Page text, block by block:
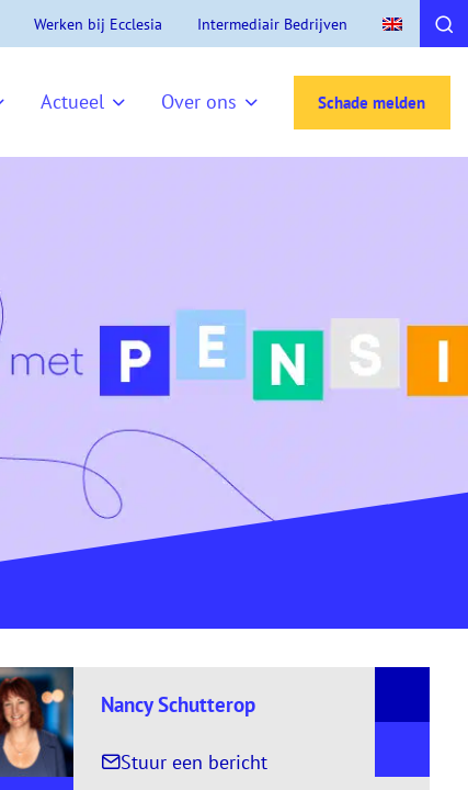
Werken bij Ecclesia Intermediair Bedrijven
Actueel Over ons Schade melden
Nancy Schutterop
Stuur een bericht
, naar Nancy Schutterop